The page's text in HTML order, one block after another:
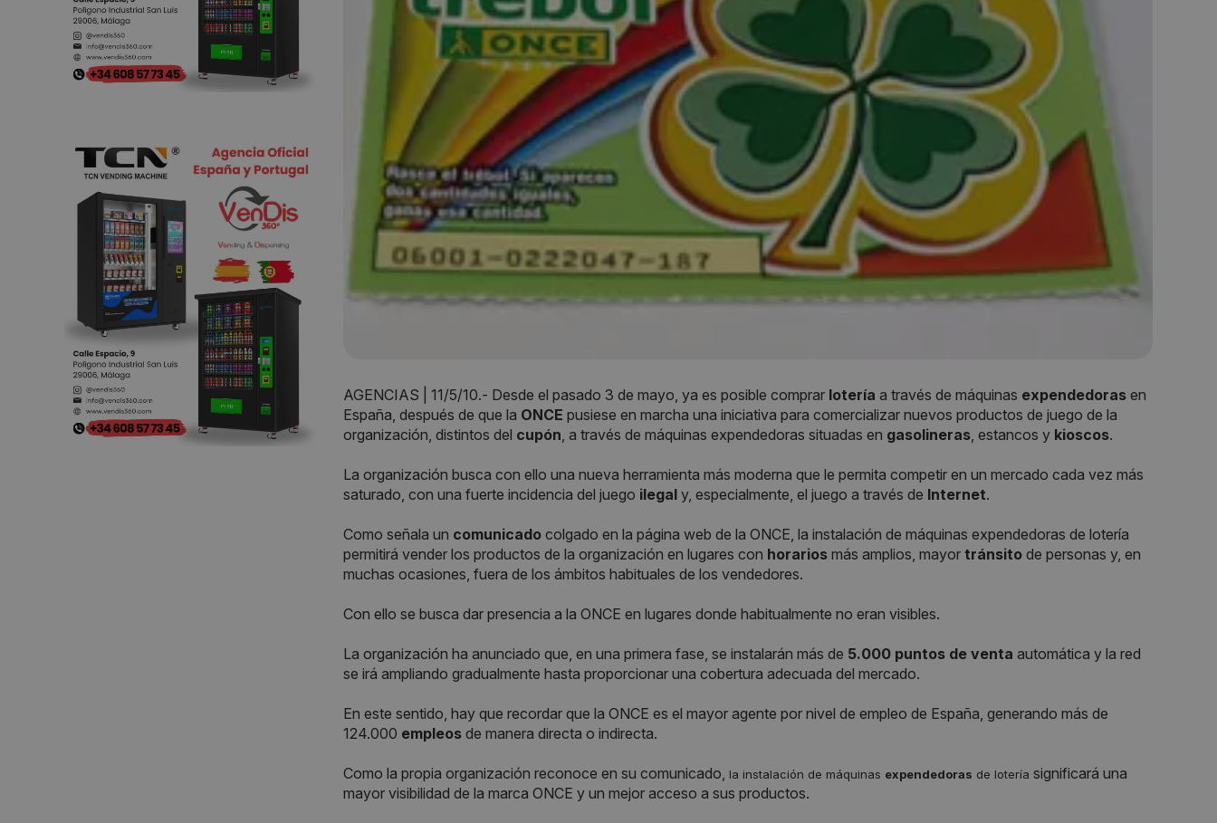
AGENCIAS | 11/5/10.- Desde el pasado 3 de mayo, ya es posible comprar lotería a través de máquinas expendedoras en
España, después de que la ONCE pusiese en marcha una iniciativa para comercializar nuevos productos de juego de la
organización, distintos del cupón, a través de máquinas expendedoras situadas en gasolineras, estancos y kioscos.
La organización busca con ello una nueva herramienta más moderna que le permita competir en un mercado cada vez más
saturado, con una fuerte incidencia del juego ilegal y, especialmente, el juego a través de Internet.
Como señala un comunicado colgado en la página web de la ONCE, la instalación de máquinas expendedoras de lotería
permitirá vender los productos de la organización en lugares con horarios más amplios, mayor tránsito de personas y, en
muchas ocasiones, fuera de los ámbitos habituales de los vendedores.
Con ello se busca dar presencia a la ONCE en lugares donde habitualmente no eran visibles.
La organización ha anunciado que, en una primera fase, se instalarán más de 5.000 puntos de venta automática y la red
se irá ampliando gradualmente hasta proporcionar una cobertura adecuada del mercado.
En este sentido, hay que recordar que la ONCE es el mayor agente por nivel de empleo de España, generando más de
124.000 empleos de manera directa o indirecta.
Como la propia organización reconoce en su comunicado, la instalación de máquinas expendedoras de lotería significará una
mayor visibilidad de la marca ONCE y un mejor acceso a sus productos.